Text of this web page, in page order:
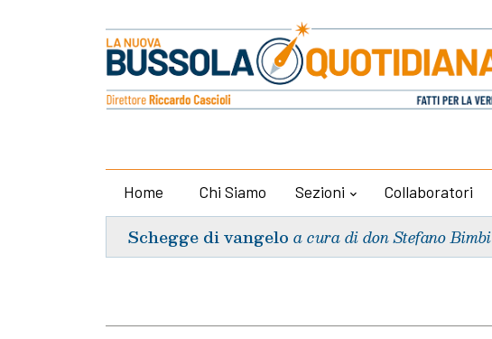
Home Chi Siamo Sezioni Collaboratori
Schegge di vangelo a cura di don Stefano Bimbi